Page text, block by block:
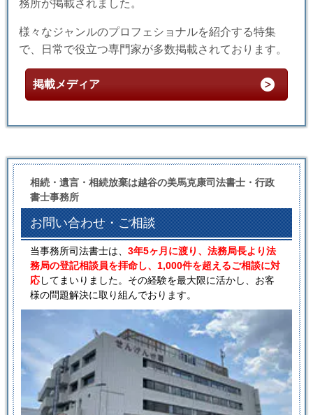
務所が掲載されました。
様々なジャンルのプロフェショナルを紹介する特集
で、日常で役立つ専門家が多数掲載されております。
掲載メディア
相続・遺言・相続放棄は越谷の美馬克康司法書士・行政
書士事務所
お問い合わせ・ご相談
当事務所司法書士は、 3年5ヶ月に渡り、法務局長より法
務局の登記相談員を拝命し、1,000件を超えるご相談に対
応してまいりました。その経験を最大限に活かし、お客
様の問題解決に取り組んでおります。